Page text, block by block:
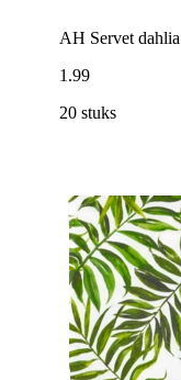
AH Servet dahlia
1 .99
20 stuks